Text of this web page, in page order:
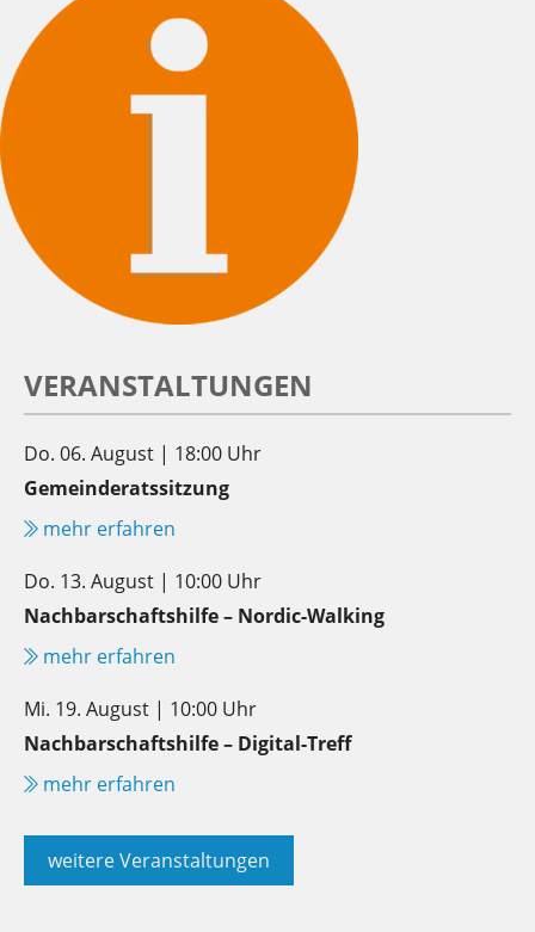
VERANSTALTUNGEN
Do. 06. August | 18:00 Uhr
Gemeinderatssitzung
mehr erfahren
Do. 13. August | 10:00 Uhr
Nachbarschaftshilfe – Nordic-Walking
mehr erfahren
Mi. 19. August | 10:00 Uhr
Nachbarschaftshilfe – Digital-Treff
mehr erfahren
weitere Veranstaltungen